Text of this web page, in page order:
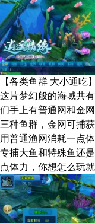
【各类鱼群 大小通吃】
这片梦幻般的海域共
们手上有普通网和金
三种鱼群，金网可捕
用普通渔网消耗一点
专捕大鱼和特殊鱼还
点体力，你想怎么玩就